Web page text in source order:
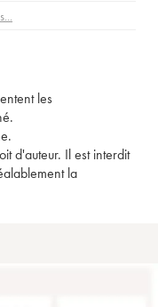
les
d'auteur. Il est interdit
la